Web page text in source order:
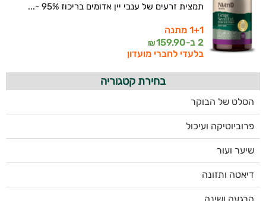
תמצית זרעים של ענבי יין אדומים בריכוז 95% -...
1+1 מתנה
2 ב-
159.90
₪
בלעדי לחברי מועדון
בחירת קטגוריה
הסלט של הבוקר
פרוביוטיקה ועיכול
שיער ועור
דיאטה ותזונה